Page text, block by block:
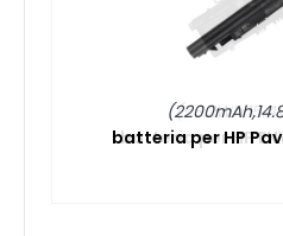
batteria per HP